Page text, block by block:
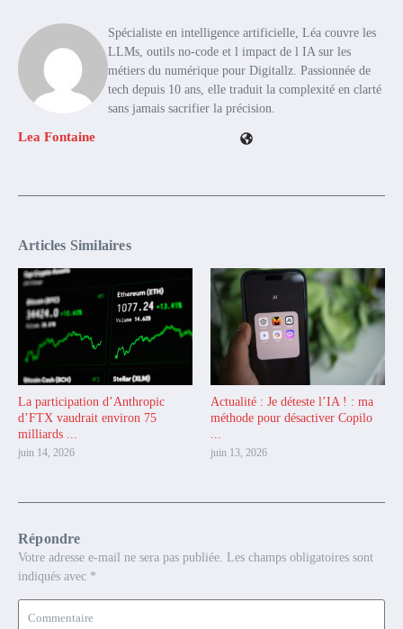
Lea Fontaine
Spécialiste en intelligence artificielle, Léa couvre les
LLMs, outils no-code et l impact de l IA sur les
métiers du numérique pour Digitallz. Passionnée de
tech depuis 10 ans, elle traduit la complexité en clarté
sans jamais sacrifier la précision.
Articles Similaires
La participation d’Anthropic
d’FTX vaudrait environ 75
milliards ...
juin 14, 2026
Actualité : Je déteste l’IA ! : ma
méthode pour désactiver Copilo
juin 13, 2026
Répondre
Votre adresse e-mail ne sera pas publiée. Les champs obligatoires sont
indiqués avec *